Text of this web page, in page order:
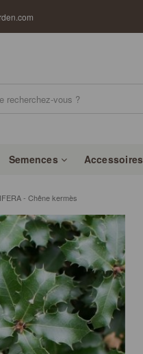
Semences Accessoires
- Chêne kermès